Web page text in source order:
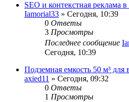
SEO и контекстная реклама
Iamorial33 » Сегодня, 10:39
0 Ответы
3 Просмотры
Последнее сообщение
Сегодня, 10:39
Подземная емкость 50 м³ для
axied11 » Сегодня, 09:32
0 Ответы
1 Просмотры